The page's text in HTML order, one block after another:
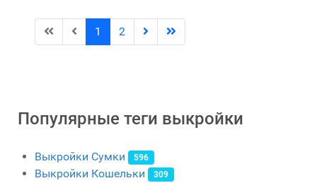
1 2
Популярные теги выкройки
Выкройки Сумки 596
Выкройки Кошельки 309